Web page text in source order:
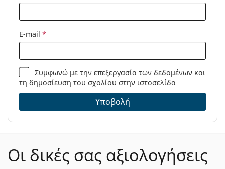
E-mail *
Συμφωνώ με τηνεπεξεργασία των δεδομένων και
τη δημοσίευση του σχολίου στην ιστοσελίδα
Υποβολή
Οι δικές σας αξιολογήσεις